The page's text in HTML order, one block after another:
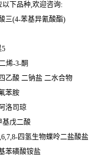
以下品种,欢迎咨询:
三(4-苯基异氰酸酯)
5
烯-3-酮
乙酸 二钠盐 二水合物
苯胺
洛司琼
基戊二酸
四氢生物蝶呤二盐酸盐
苯磺酸铵盐